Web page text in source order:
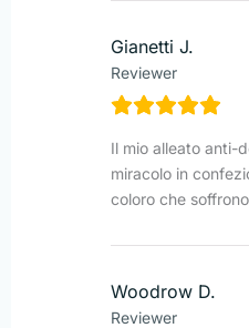
Gianetti J.
Reviewer
Il mio alleato anti-
miracolo in
coloro che
Woodrow D.
Reviewer